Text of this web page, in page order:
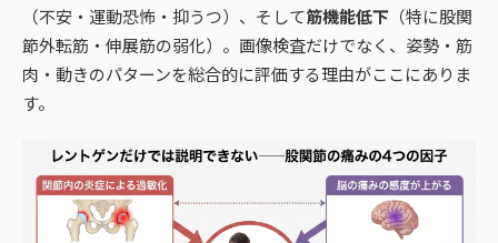
（不安・運動恐怖・抑うつ）、そして筋機能低下 （特に股関
節外転筋・伸展筋の弱化）。画像検査だけでなく、姿勢・筋
肉・動きのパターンを総合的に評価する理由がここにありま
す。